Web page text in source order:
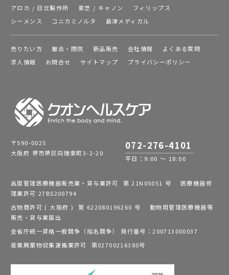
アロカ / 日立製作所
東芝 / キャノン
フィリップス
シーメンス
コニカミノルタ 島津メディカル
売りたい方 撤去・閉院 新品販売 会社情報
よくある質問
求人情報
お問合せ サイトマップ プライバシーポリシー
〒590-0025
大阪府 堺市堺区向陵東町3-2-20
072-276-4101
平日：9:00 ～ 18:00
高度管理医療機器販売業・貸与業許可 第 21N05051 号 医療機器修
理業許可 27BS200794
古物商許可 ( 大阪府 ) 第 622080196260 号 動物用管理医療機器等
販売・貸与業届出
全省庁統一資格一般競争（指名競争） 発行番号：200713000037
産業廃棄物収集運搬業許可 第02700216380号